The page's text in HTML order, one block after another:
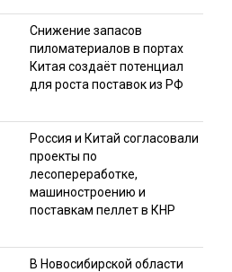
Снижение запасов
пиломатериалов в портах
Китая создаёт потенциал
для роста поставок из РФ
Россия и Китай согласовали
проекты по
лесопереработке,
машиностроению и
поставкам пеллет в КНР
В Новосибирской области